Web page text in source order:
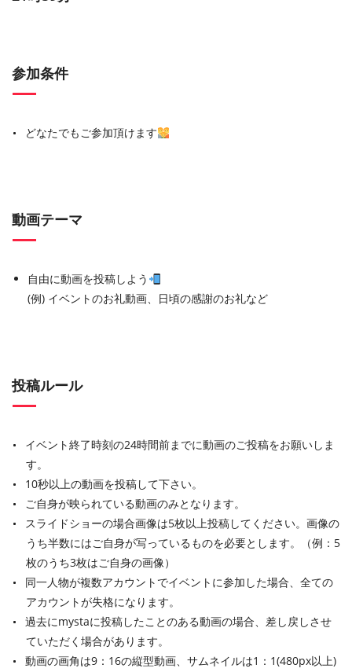
参加条件
どなたでもご参加頂けます
動画テーマ
自由に動画を投稿しよう
(例) イベントのお礼動画、日頃の感謝のお礼など
投稿ルール
イベント終了時刻の24時間前までに動画のご投稿をお願いしま
す。
10秒以上の動画を投稿して下さい。
ご自身が映られている動画のみとなります。
スライドショーの場合画像は5枚以上投稿してください。画像の
うち半数にはご自身が写っているものを必要とします。（例：5
枚のうち3枚はご自身の画像）
同一人物が複数アカウントでイベントに参加した場合、全ての
アカウントが失格になります。
過去にmystaに投稿したことのある動画の場合、差し戻しさせ
ていただく場合があります。
動画の画角は9：16の縦型動画、サムネイルは1：1(480px以上)